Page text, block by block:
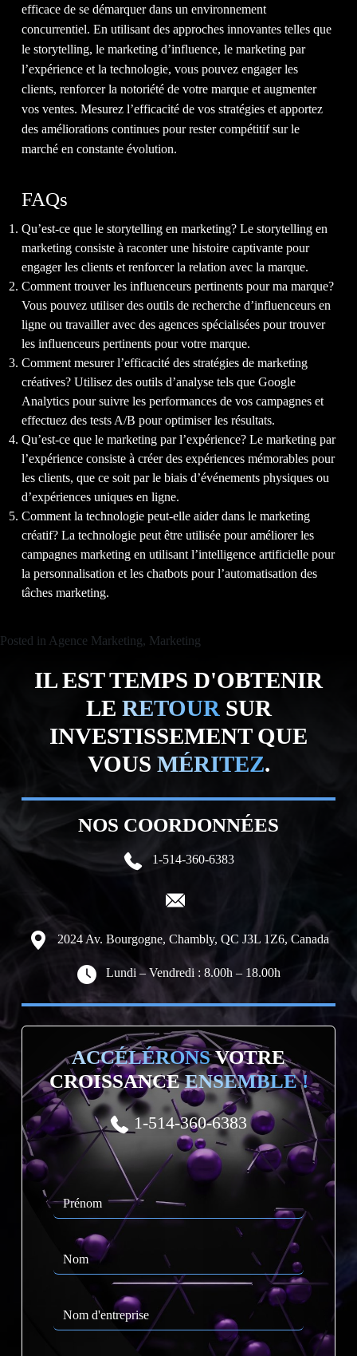
efficace de se démarquer dans un environnement
concurrentiel. En utilisant des approches innovantes telles que
le storytelling, le marketing d’influence, le marketing par
l’expérience et la technologie, vous pouvez engager les
clients, renforcer la notoriété de votre marque et augmenter
vos ventes. Mesurez l’efficacité de vos stratégies et apportez
des améliorations continues pour rester compétitif sur le
marché en constante évolution.
FAQs
Qu’est-ce que le storytelling en marketing? Le storytelling en
marketing consiste à raconter une histoire captivante pour
engager les clients et renforcer la relation avec la marque.
Comment trouver les influenceurs pertinents pour ma marque?
Vous pouvez utiliser des outils de recherche d’influenceurs en
ligne ou travailler avec des agences spécialisées pour trouver
les influenceurs pertinents pour votre marque.
Comment mesurer l’efficacité des stratégies de marketing
créatives? Utilisez des outils d’analyse tels que Google
Analytics pour suivre les performances de vos campagnes et
effectuez des tests A/B pour optimiser les résultats.
Qu’est-ce que le marketing par l’expérience? Le marketing par
l’expérience consiste à créer des expériences mémorables pour
les clients, que ce soit par le biais d’événements physiques ou
d’expériences uniques en ligne.
Comment la technologie peut-elle aider dans le marketing
créatif? La technologie peut être utilisée pour améliorer les
campagnes marketing en utilisant l’intelligence artificielle pour
la personnalisation et les chatbots pour l’automatisation des
tâches marketing.
Posted in Agence Marketing, Marketing
IL EST TEMPS D'OBTENIR
LE RETOURSUR
INVESTISSEMENT QUE
VOUS MÉRITEZ.
NOS COORDONNÉES
1-514-360-6383
2024 Av. Bourgogne, Chambly, QC J3L 1Z6, Canada
Lundi – Vendredi : 8.00h – 18.00h
ACCÉLÉRONSVOTRE
CROISSANCEENSEMBLE !
1-514-360-6383